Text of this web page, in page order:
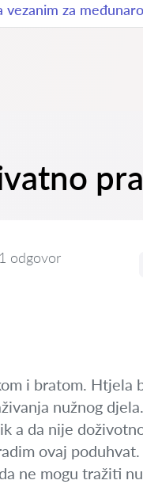
za
1 odgovor
i bratom. Htjela
nužnog
a da nije
ovaj
ne mogu tražiti